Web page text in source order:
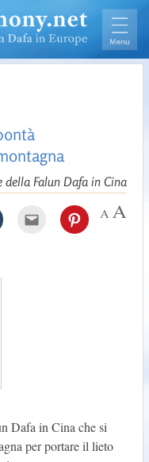
Falun Dafa in Cina
Dafa in Cina che si
per portare il lieto